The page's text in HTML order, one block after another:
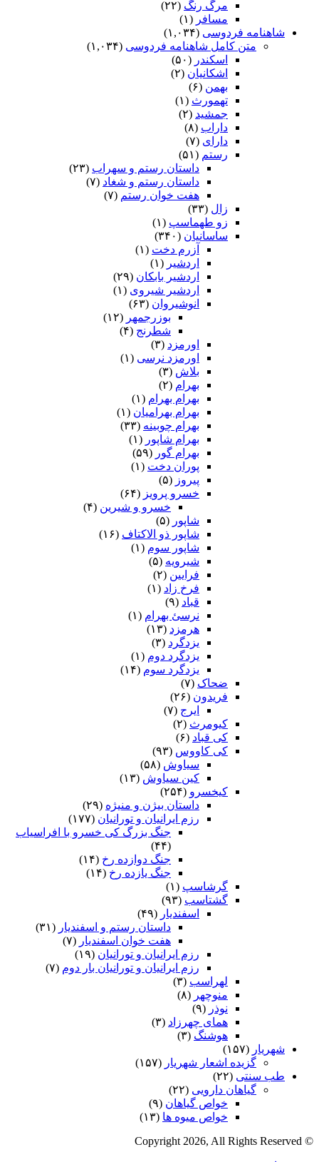
مرگ رنگ (۲۲)
مسافر (۱)
شاهنامه فردوسی (۱,۰۳۴)
متن کامل شاهنامه فردوسی (۱,۰۳۴)
اسکندر (۵۰)
اشکانیان (۲)
بهمن (۶)
تهمورث (۱)
جمشید (۲)
داراب (۸)
دارای (۷)
رستم (۵۱)
داستان رستم و سهراب (۲۳)
داستان رستم و شغاد (۷)
هفت خوان رستم‏ (۷)
زال (۳۳)
زو طهماسپ‏ (۱)
ساسانیان (۳۴۰)
آزرم دخت (۱)
اردشیر (۱)
اردشیر بابکان (۲۹)
اردشیر شیروی (۱)
انوشیروان (۶۳)
بوزرجمهر (۱۲)
شطرنج (۴)
اورمزد (۳)
اورمزد نرسى‏ (۱)
بلاش (۳)
بهرام (۲)
بهرام بهرام (۱)
بهرام بهرامیان‏ (۱)
بهرام چوبینه (۳۳)
بهرام شاپور (۱)
بهرام گور (۵۹)
پوران دخت (۱)
پیروز (۵)
خسرو پرویز (۶۴)
خسرو و شیرین (۴)
شاپور (۵)
شاپور ذو الاکتاف (۱۶)
شاپور سوم‏ (۱)
شیرویه (۵)
فرایین (۲)
فرخ زاد (۱)
قباد (۹)
نرسئ بهرام‏ (۱)
هرمزد (۱۳)
یزدگرد (۳)
یزدگرد دوم (۱)
یزدگرد سوم (۱۴)
ضحاک (۷)
فریدون (۲۶)
ایرج (۷)
کیومرث (۲)
کی قباد (۶)
کی کاووس (۹۳)
سیاوش (۵۸)
کین سیاوش (۱۳)
کیخسرو (۲۵۴)
داستان بیژن و منیژه (۲۹)
رزم ایرانیان و تورانیان (۱۷۷)
جنگ بزرگ کی خسرو با افراسیاب
(۴۴)
جنگ دوازده رخ (۱۴)
جنگ یازده رخ (۱۴)
گرشاسپ (۱)
گشتاسب (۹۳)
اسفندیار (۴۹)
داستان رستم و اسفندیار (۳۱)
هفت خوان اسفندیار (۷)
رزم ایرانیان و تورانیان (۱۹)
رزم ایرانیان و تورانیان بار دوم (۷)
لهراسب (۳)
منوچهر (۸)
نوذر (۹)
هماى چهرزاد (۳)
هوشنگ (۳)
شهریار (۱۵۷)
گزیده اشعار شهریار (۱۵۷)
طب سنتی (۲۲)
گیاهان دارویی (۲۲)
خواص گیاهان (۹)
خواص میوه ها (۱۳)
© Copyright 2026, All Rights Reserved